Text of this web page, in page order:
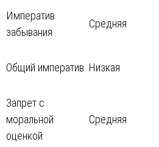
Императив
забывания
Средняя
Общий императив Низкая
Запрет с
моральной
оценкой
Средняя